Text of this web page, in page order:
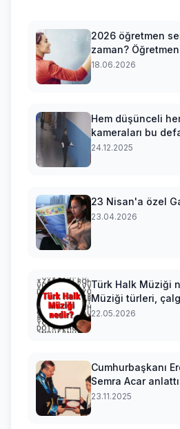
2026 öğretmen
zaman?
mı?
18.06.2026
Hem düşünceli
kameraları bu
davranışı kaydetti
24.12.2025
23 Nisan'a özel
23.04.2026
Türk Halk Müziği
Müziği türleri,
örnek türkü sözleri
22.05.2026
Cumhurbaşkanı
Semra Acar
olarak doğmuş bir
23.11.2025